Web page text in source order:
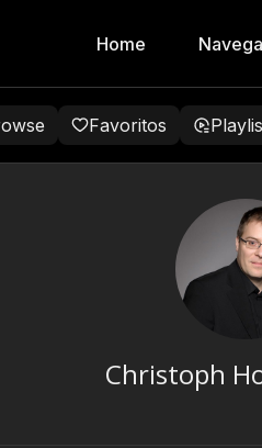
Home
Favoritos
Christoph